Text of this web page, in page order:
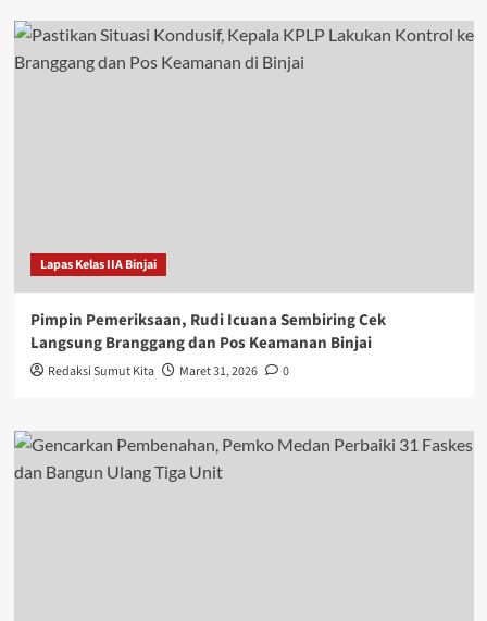
Lapas Kelas IIA Binjai
Pimpin Pemeriksaan, Rudi Icuana Sembiring Cek
Langsung Branggang dan Pos Keamanan Binjai
Redaksi Sumut Kita Maret 31, 2026 0